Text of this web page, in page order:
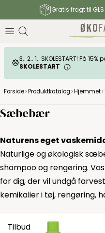
Gratis fragt til
3.. 2.. 1.. SKOLESTART! Få
SKOLESTART
Forside Produktkatalog Hjemmet
Sæbebær
Naturens eget
Naturlige og økologisk
shampoo og rengøring.
for dig, der vil undgå
kemikalier i tøj, rengøring,
Tilbud